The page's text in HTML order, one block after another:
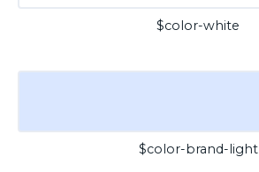
$color-white
$color-brand-light